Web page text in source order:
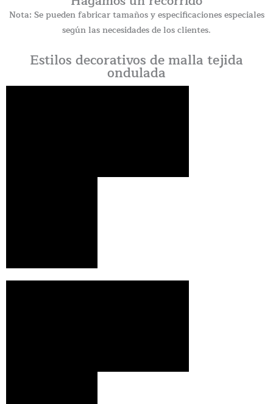
Nota: Se pueden fabricar tamaños y especificaciones especiales
según las necesidades de los clientes.
Estilos decorativos de malla tejida
ondulada